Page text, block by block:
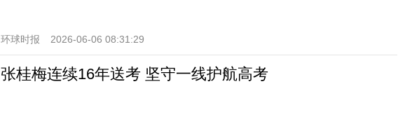
环球时报 2026-06-06 08:31:29
张桂梅连续16年送考 坚守一线护航高考